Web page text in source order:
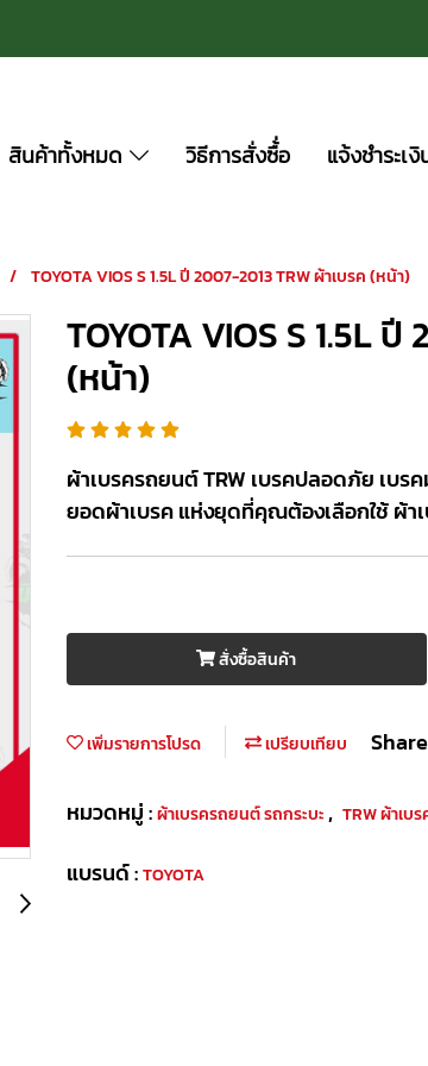
สินค้าทั้งหมด วิธีการสั่งซื้่อ แจ้งชำระเงิ
TOYOTA VIOS S 1.5L ปี 2007-2013 TRW ผ้าเบรค (หน้า)
TOYOTA VIOS S 1.5L
(หน้า)
ผ้าเบรครถยนต์ TRW เบรคปลอดภัย เบร
ยอดผ้าเบรค แห่งยุดที่คุณต้องเลือกใช้ ผ้า
สั่งซื้อสินค้า
เพิ่มรายการโปรด เปรียบเทียบ Share
หมวดหมู่ :ผ้าเบรครถยนต์ รถกระบะ, TRW ผ้าเบร
แบรนด์ :TOYOTA